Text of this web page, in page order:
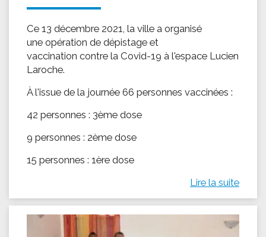
Ce 13 décembre 2021, la ville a organisé
une opération de dépistage et
vaccination contre la Covid-19 à l'espace Lucien
Laroche.
À l'issue de la journée 66 personnes vaccinées :
42 personnes : 3ème dose
9 personnes : 2ème dose
15 personnes : 1ère dose
Lire la suite